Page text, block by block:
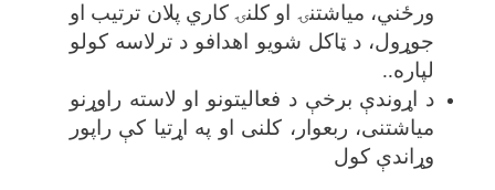
ورځني، میاشتنۍ او کلنۍ کاري پلان ترتیب او
جوړول، د ټاکل شویو اهدافو د ترلاسه کولو
لپاره.
.
د اړوندې برخې د فعالیتونو او لاسته راوړنو
میاشتنی، ربعوار، کلنی او په اړتیا کې راپور
وړاندې کول